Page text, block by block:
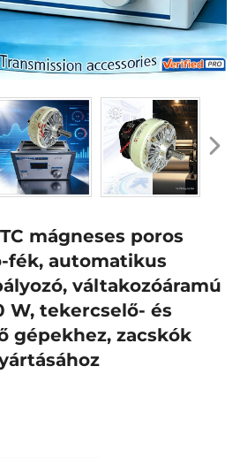
mágneses poros
fék, automatikus
váltakozóáramú
W, tekercselő- és
gépekhez, zacskók